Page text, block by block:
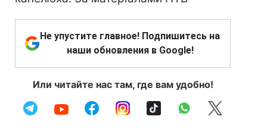
Не упустите главное! Подпишитесь на
наши обновления в Google!
Или читайте нас там, где вам удобно!